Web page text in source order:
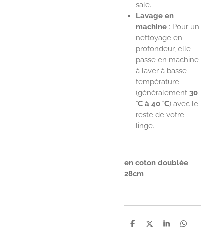
sale.
Lavage en
machine: Pour un
nettoyage en
profondeur, elle
passe en machine
à laver à basse
température
(généralement 30
°C à 40 °C) avec le
reste de votre
linge.
en coton doublée
28cm
P
P
P
P